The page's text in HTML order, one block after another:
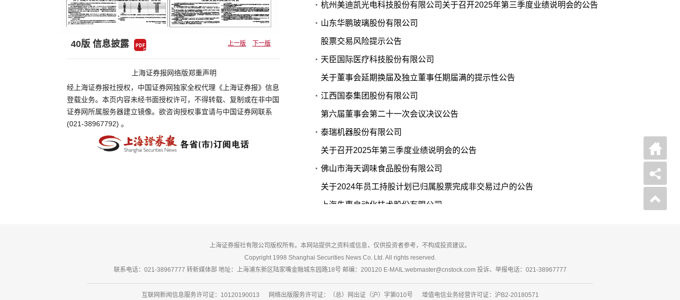
40版 信息披露 上一版 下一版
上海证券报网络版郑重声明
经上海证券报社授权，中国证券网独家全权代理《上海证券报》信息
登载业务。本页内容未经书面授权许可，不得转载、复制或在非中国
证券网所属服务器建立镜像。欲咨询授权事宜请与中国证券网联系
(021-38967792) 。
杭州美迪凯光电科技股份有限公司关于召开2025年第三季度业绩说明会的公告
山东华鹏玻璃股份有限公司
股票交易风险提示公告
天臣国际医疗科技股份有限公司
关于董事会延期换届及独立董事任期届满的提示性公告
江西国泰集团股份有限公司
第六届董事会第二十一次会议决议公告
泰瑞机器股份有限公司
关于召开2025年第三季度业绩说明会的公告
佛山市海天调味食品股份有限公司
关于2024年员工持股计划已归属股票完成非交易过户的公告
上海先惠自动化技术股份有限公司
安集微电子科技（上海）股份有限公司
关于债券持有人可转债持有比例变动达10%的公告
上海证券报社有限公司版权所有。本网站提供之资料或信息，仅供投资者参考，不构成投资建议。
Copyright 1998 Shanghai Securities News Co. Ltd. All rights reserved.
联系电话：021-38967777 转新媒体部 地址：上海浦东新区陆家嘴金融城东园路18号 邮编：200120 E-MAIL:webmaster@cnstock.com 投诉、举报电话：021-38967777
互联网新闻信息服务许可证：10120190013 网络出版服务许可证：（总）网出证（沪）字第010号 增值电信业务经营许可证：沪B2-20180571